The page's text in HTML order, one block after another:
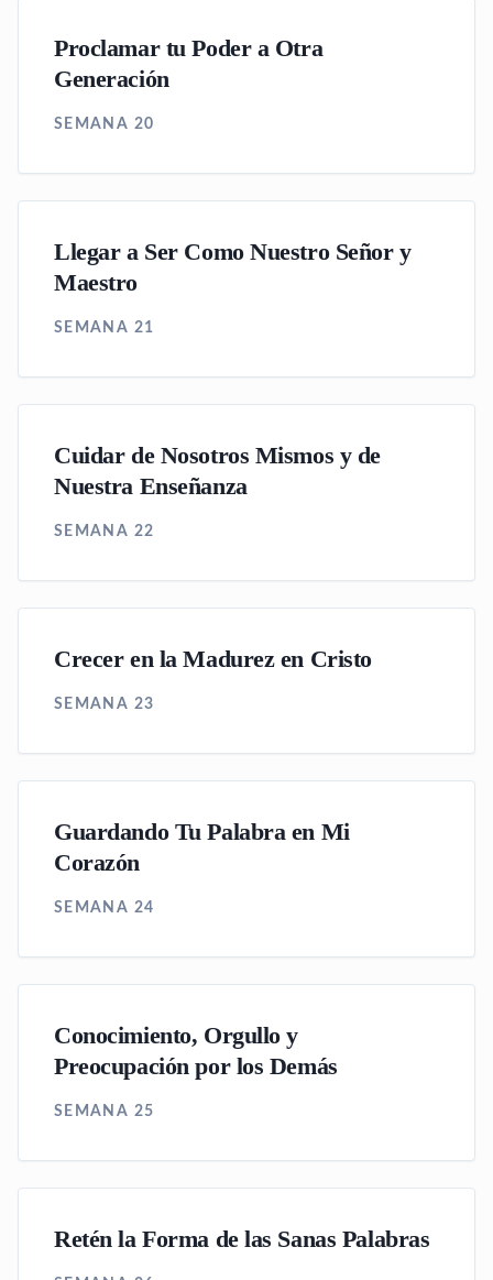
Proclamar tu Poder a Otra
Generación
SEMANA 20
Llegar a Ser Como Nuestro Señor y
Maestro
SEMANA 21
Cuidar de Nosotros Mismos y de
Nuestra Enseñanza
SEMANA 22
Crecer en la Madurez en Cristo
SEMANA 23
Guardando Tu Palabra en Mi
Corazón
SEMANA 24
Conocimiento, Orgullo y
Preocupación por los Demás
SEMANA 25
Retén la Forma de las Sanas Palabras